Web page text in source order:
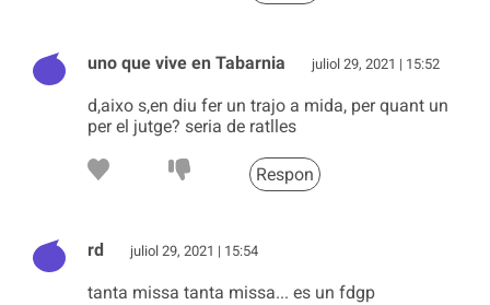
uno que vive en Tabarnia juliol 29, 2021 | 15:52
d,aixo s,en diu fer un trajo a mida, per quant un
per el jutge? seria de ratlles
Respon
rd juliol 29, 2021 | 15:54
tanta missa tanta missa... es un fdgp